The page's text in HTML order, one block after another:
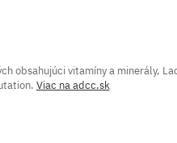
obsahujúci vitamíny a minerály,
Viac na adcc.sk